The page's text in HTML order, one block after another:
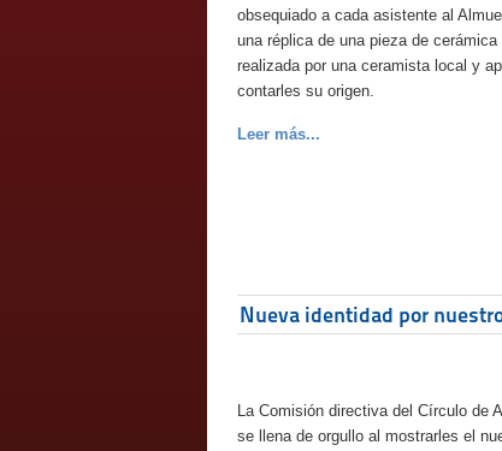
obsequiado a cada asistente al
una réplica de una pieza de cerámica
realizada por una ceramista local y
contarles su origen.
Leer más...
Nueva identidad por
La Comisión directiva del Círculo de
se llena de orgullo al mostrarles el